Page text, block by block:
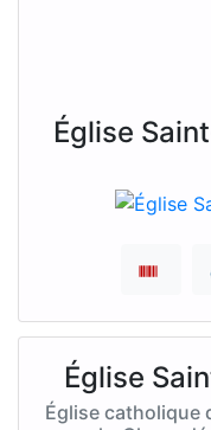
Église
Église
Église catholique